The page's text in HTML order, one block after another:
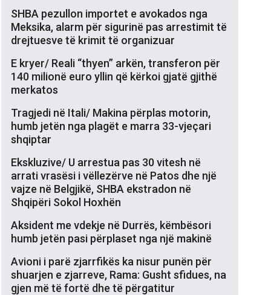
SHBA pezullon importet e avokados nga
Meksika, alarm për sigurinë pas arrestimit të
drejtuesve të krimit të organizuar
E kryer/ Reali “thyen” arkën, transferon për
140 milionë euro yllin që kërkoi gjatë gjithë
merkatos
Tragjedi në Itali/ Makina përplas motorin,
humb jetën nga plagët e marra 33-vjeçari
shqiptar
Ekskluzive/ U arrestua pas 30 vitesh në
arrati vrasësi i vëllezërve në Patos dhe një
vajze në Belgjikë, SHBA ekstradon në
Shqipëri Sokol Hoxhën
Aksident me vdekje në Durrës, këmbësori
humb jetën pasi përplaset nga një makinë
Avioni i parë zjarrfikës ka nisur punën për
shuarjen e zjarreve, Rama: Gusht sfidues, na
gjen më të fortë dhe të përgatitur